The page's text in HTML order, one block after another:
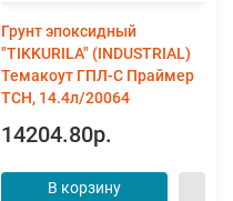
Грунт эпоксидный
"TIKKURILA" (INDUSTRIAL)
Темакоут ГПЛ-С Праймер
TCH, 14.4л/20064
14204.80р.
В корзину